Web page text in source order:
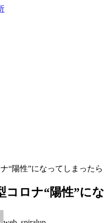
“陽性”になってしまったら
コロナ“陽性”に